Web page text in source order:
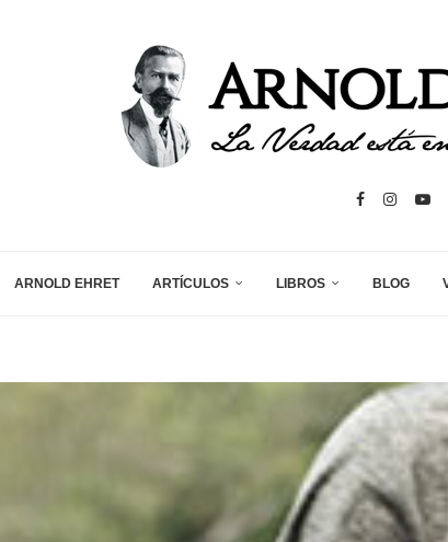
ARNOLD EHRET ARTÍCULOS LIBROS BLOG